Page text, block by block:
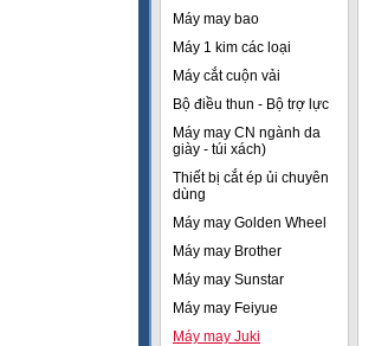
Máy may bao
Máy 1 kim các loại
Máy cắt cuộn vải
Bộ điều thun - Bộ trợ lực
Máy may CN ngành da
giày - túi xách)
Thiết bị cắt ép ủi chuyên
dùng
Máy may Golden Wheel
Máy may Brother
Máy may Sunstar
Máy may Feiyue
Máy may Juki